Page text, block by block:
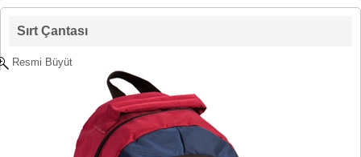
Sırt Çantası
Resmi Büyüt